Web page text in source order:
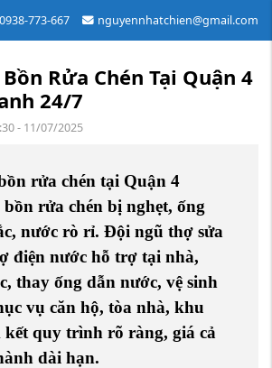
0938-773-667 nguyennhatchien@gmail.com
Rửa Chén Tại Quận 4
24/7
- 11/07/2025
rửa chén tại Quận 4
rửa chén bị nghẹt, ống
nước rò rỉ. Đội ngũ thợ sửa
điện nước hỗ trợ tại nhà,
thay ống dẫn nước, vệ sinh
vụ căn hộ, tòa nhà, khu
kết quy trình rõ ràng, giá cả
dài hạn.